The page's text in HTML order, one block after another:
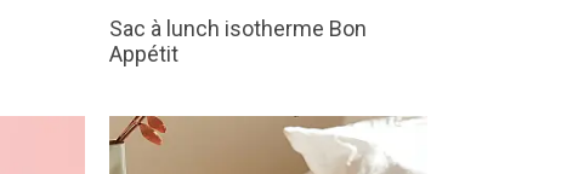
Sac à lunch isotherme Bon
Appétit